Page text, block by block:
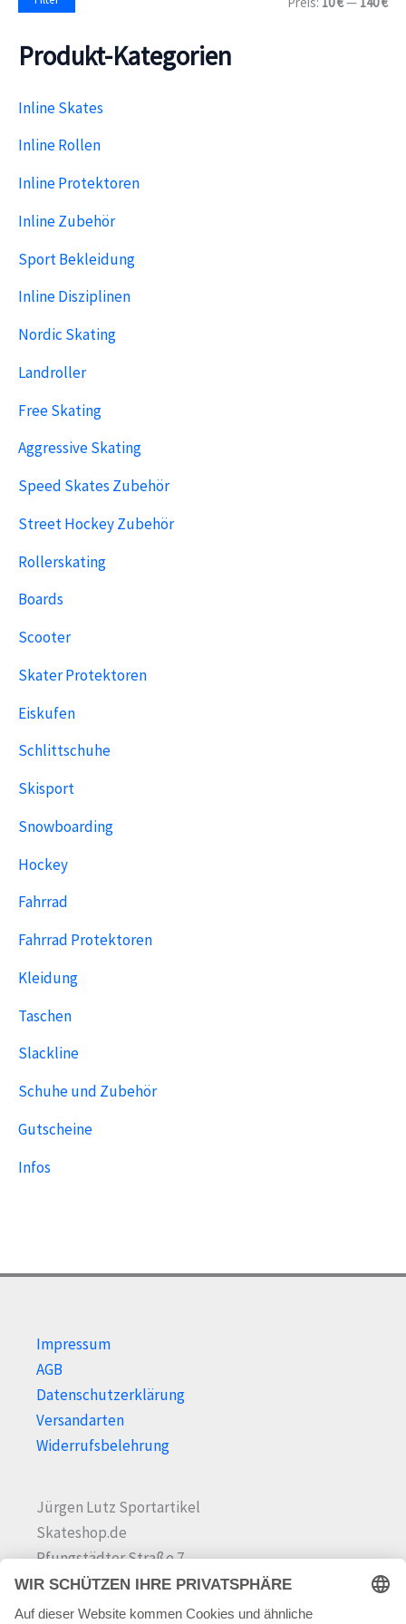
ia
Produkt-Kategorien
Inline Skates
Inline Rollen
Inline Protektoren
Inline Zubehör
Sport Bekleidung
Inline Disziplinen
Nordic Skating
Landroller
Free Skating
Aggressive Skating
Speed Skates Zubehör
Street Hockey Zubehör
Rollerskating
Boards
Scooter
Skater Protektoren
Eiskufen
Schlittschuhe
Skisport
Snowboarding
Hockey
Fahrrad
Fahrrad Protektoren
Kleidung
Taschen
Slackline
Schuhe und Zubehör
Gutscheine
Infos
Impressum
AGB
Datenschutzerklärung
Versandarten
Widerrufsbelehrung
Jürgen Lutz Sportartikel
Skateshop.de
Pfungstädter Straße 7
64342 Seeheim-Jugenheim
Tel.06257 868181